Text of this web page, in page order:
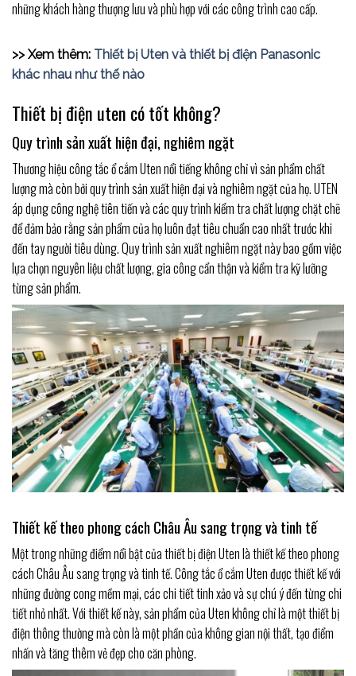
những khách hàng thượng lưu và phù hợp với các công trình cao cấp.
>> Xem thêm: Thiết bị Uten và thiết bị điện Panasonic
khác nhau như thế nào
Thiết bị điện uten có tốt không?
Quy trình sản xuất hiện đại, nghiêm ngặt
Thương hiệu công tắc ổ cắm Uten nổi tiếng không chỉ vì sản phẩm chất
lượng mà còn bởi quy trình sản xuất hiện đại và nghiêm ngặt của họ. UTEN
áp dụng công nghệ tiên tiến và các quy trình kiểm tra chất lượng chặt chẽ
để đảm bảo rằng sản phẩm của họ luôn đạt tiêu chuẩn cao nhất trước khi
đến tay người tiêu dùng. Quy trình sản xuất nghiêm ngặt này bao gồm việc
lựa chọn nguyên liệu chất lượng, gia công cẩn thận và kiểm tra kỹ lưỡng
từng sản phẩm.
Thiết kế theo phong cách Châu Âu sang trọng và tinh tế
Một trong những điểm nổi bật của thiết bị điện Uten là thiết kế theo phong
cách Châu Âu sang trọng và tinh tế. Công tắc ổ cắm Uten được thiết kế với
những đường cong mềm mại, các chi tiết tinh xảo và sự chú ý đến từng chi
tiết nhỏ nhất. Với thiết kế này, sản phẩm của Uten không chỉ là một thiết bị
điện thông thường mà còn là một phần của không gian nội thất, tạo điểm
nhấn và tăng thêm vẻ đẹp cho căn phòng.